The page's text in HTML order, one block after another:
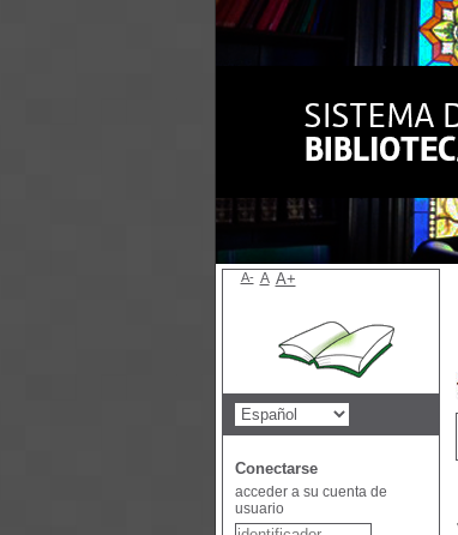
A- A A+
Conectarse
acceder a su cuenta de
usuario